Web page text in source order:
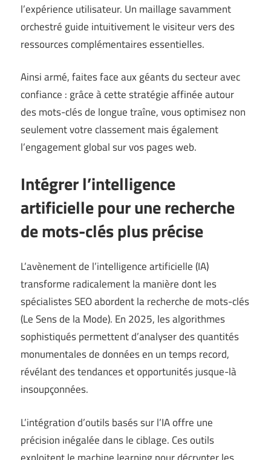
l’expérience utilisateur. Un maillage savamment
orchestré guide intuitivement le visiteur vers des
ressources complémentaires essentielles.
Ainsi armé, faites face aux géants du secteur avec
confiance : grâce à cette stratégie affinée autour
des mots-clés de longue traîne, vous optimisez non
seulement votre classement mais également
l’engagement global sur vos pages web.
Intégrer l’intelligence
artificielle pour une recherche
de mots-clés plus précise
L’avènement de l’intelligence artificielle (IA)
transforme radicalement la manière dont les
spécialistes SEO abordent la recherche de mots-clés
(Le Sens de la Mode). En 2025, les algorithmes
sophistiqués permettent d’analyser des quantités
monumentales de données en un temps record,
révélant des tendances et opportunités jusque-là
insoupçonnées.
L’intégration d’outils basés sur l’IA offre une
précision inégalée dans le ciblage. Ces outils